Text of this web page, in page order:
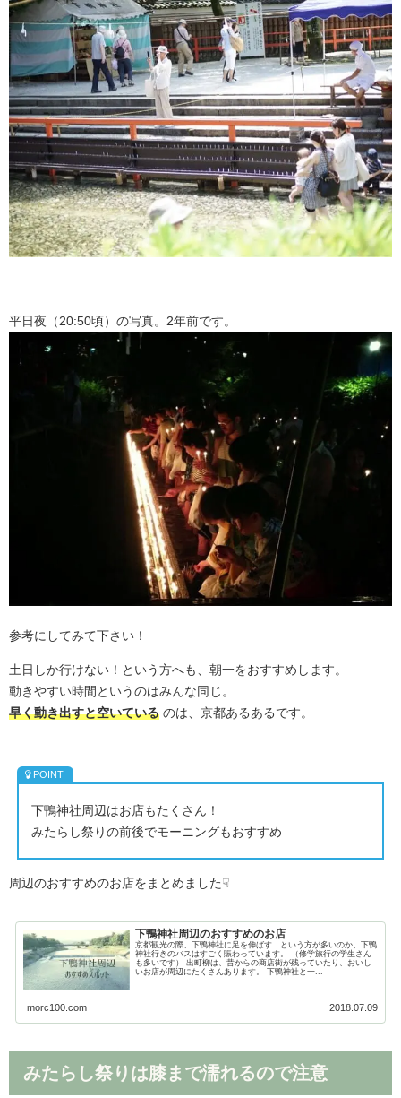
平日夜（20:50頃）の写真。2年前です。
参考にしてみて下さい！
土日しか行けない！という方へも、朝一をおすすめします。
動きやすい時間というのはみんな同じ。
早く動き出すと空いている のは、京都あるあるです。
下鴨神社周辺はお店もたくさん！
みたらし祭りの前後でモーニングもおすすめ
周辺のおすすめのお店をまとめました☟
下鴨神社周辺のおすすめのお店
京都観光の際、下鴨神社に足を伸ばす…という方が多いのか、下鴨
神社行きのバスはすごく賑わっています。 （修学旅行の学生さん
も多いです） 出町柳は、昔からの商店街が残っていたり、おいし
いお店が周辺にたくさんあります。 下鴨神社と一...
morc100.com 2018.07.09
みたらし祭りは膝まで濡れるので注意